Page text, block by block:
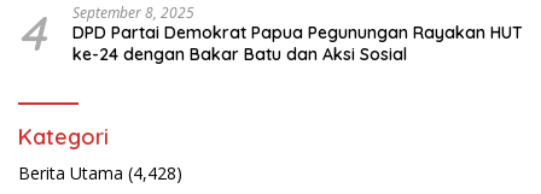
4 September 8, 2025
DPD Partai Demokrat Papua Pegunungan Rayakan HUT
ke-24 dengan Bakar Batu dan Aksi Sosial
Kategori
Berita Utama (4,428)